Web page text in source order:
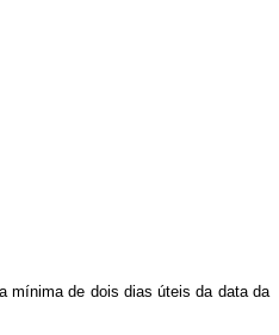
mínima de dois dias úteis da data da